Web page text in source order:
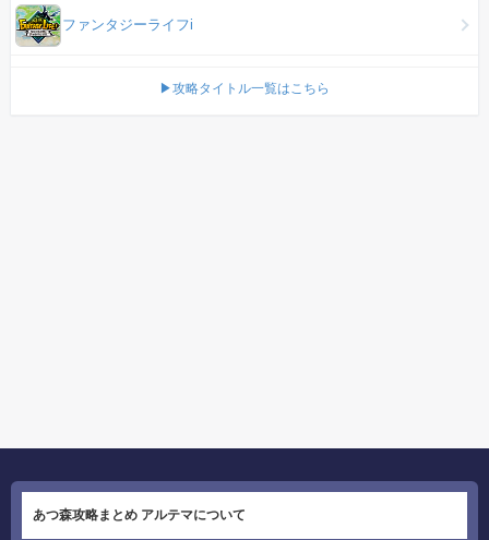
ファンタジーライフi
▶攻略タイトル一覧はこちら
あつ森攻略まとめ アルテマについて